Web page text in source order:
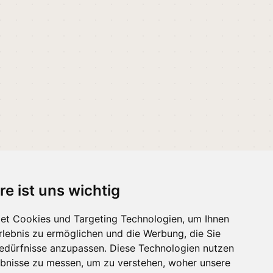
ist uns wichtig
Cookies und Targeting Technologien, um Ihnen
zu ermöglichen und die Werbung, die Sie
anzupassen. Diese Technologien nutzen
zu messen, um zu verstehen, woher unsere
melden·Erinnerungen